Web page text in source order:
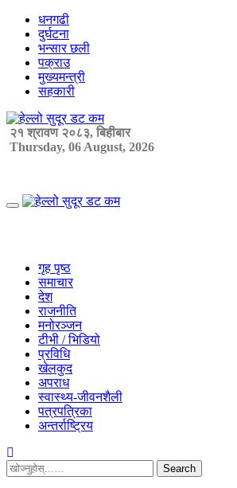
Skip
content
धनगढी
दुर्घटना
भन्सार छली
पक्राउ
मुख्यमन्त्री
सहकारी
२१ श्रावण २०८३, बिहीबार
Thursday, 06 August, 2026
Primary
गृह पृष्ठ
समाचार
देश
राजनीति
मनोरञ्जन
टीभी / भिडियो
प्रविधि
खेलकुद
अपराध
स्वास्थ्य-जीवनशैली
पत्रपत्रिका
अन्तर्राष्ट्रिय
Search
for: